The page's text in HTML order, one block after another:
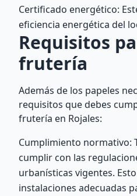
Certificado energético:
eficiencia energética del
Requisitos
frutería
Además de los papeles
requisitos que debes
frutería en Rojales:
Cumplimiento normativo:
cumplir con las
urbanísticas vigentes.
instalaciones adecuadas